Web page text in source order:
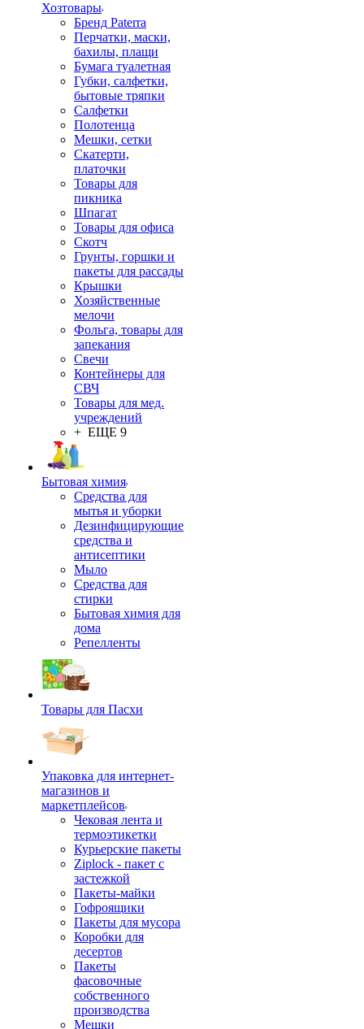
Хозтовары
Бренд Paterra
Перчатки, маски,
бахилы, плащи
Бумага туалетная
Губки, салфетки,
бытовые тряпки
Салфетки
Полотенца
Мешки, сетки
Скатерти,
платочки
Товары для
пикника
Шпагат
Товары для офиса
Скотч
Грунты, горшки и
пакеты для рассады
Крышки
Хозяйственные
мелочи
Фольга, товары для
запекания
Свечи
Контейнеры для
СВЧ
Товары для мед.
учреждений
+ ЕЩЕ 9
Бытовая химия
Средства для
мытья и уборки
Дезинфицирующие
средства и
антисептики
Мыло
Средства для
стирки
Бытовая химия для
дома
Репелленты
Товары для Пасхи
Упаковка для интернет-
магазинов и
маркетплейсов
Чековая лента и
термоэтикетки
Курьерские пакеты
Ziplock - пакет с
застежкой
Пакеты-майки
Гофроящики
Пакеты для мусора
Коробки для
десертов
Пакеты
фасовочные
собственного
производства
Мешки